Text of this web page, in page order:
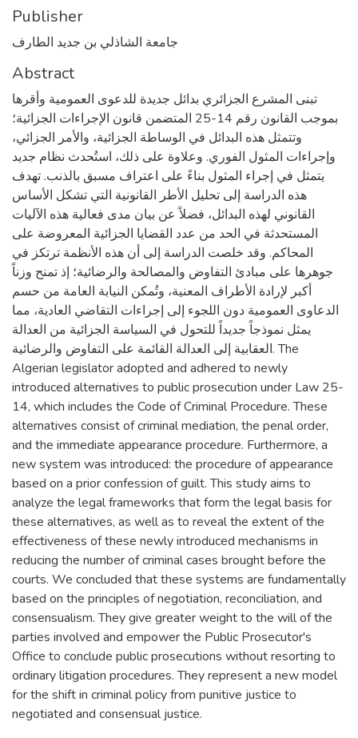
Publisher
جامعة الشاذلي بن جديد الطارف
Abstract
تبنى المشرع الجزائري بدائل جديدة للدعوى العمومية وأقرها
بموجب القانون رقم 14-25 المتضمن قانون الإجراءات الجزائية؛
وتتمثل هذه البدائل في الوساطة الجزائية، والأمر الجزائي،
وإجراءات المثول الفوري. وعلاوة على ذلك، استُحدث نظام جديد
يتمثل في إجراء المثول بناءً على اعتراف مسبق بالذنب. تهدف
هذه الدراسة إلى تحليل الأطر القانونية التي تشكل الأساس
القانوني لهذه البدائل، فضلاً عن بيان مدى فعالية هذه الآليات
المستحدثة في الحد من عدد القضايا الجزائية المعروضة على
المحاكم. وقد خلصت الدراسة إلى أن هذه الأنظمة ترتكز في
جوهرها على مبادئ التفاوض والمصالحة والرضائية؛ إذ تمنح وزناً
أكبر لإرادة الأطراف المعنية، وتُمكن النيابة العامة من حسم
الدعاوى العمومية دون اللجوء إلى إجراءات التقاضي العادية، مما
يمثل نموذجاً جديداً للتحول في السياسة الجزائية من العدالة
العقابية إلى العدالة القائمة على التفاوض والرضائية. The
Algerian legislator adopted and adhered to newly
introduced alternatives to public prosecution under Law 25-
14, which includes the Code of Criminal Procedure. These
alternatives consist of criminal mediation, the penal order,
and the immediate appearance procedure. Furthermore, a
new system was introduced: the procedure of appearance
based on a prior confession of guilt. This study aims to
analyze the legal frameworks that form the legal basis for
these alternatives, as well as to reveal the extent of the
effectiveness of these newly introduced mechanisms in
reducing the number of criminal cases brought before the
courts. We concluded that these systems are fundamentally
based on the principles of negotiation, reconciliation, and
consensualism. They give greater weight to the will of the
parties involved and empower the Public Prosecutor's
Office to conclude public prosecutions without resorting to
ordinary litigation procedures. They represent a new model
for the shift in criminal policy from punitive justice to
negotiated and consensual justice.